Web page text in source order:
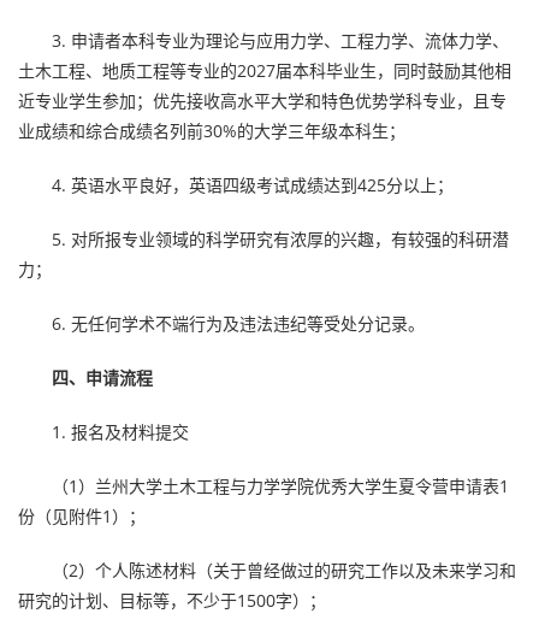
3. 申请者本科专业为理论与应用力学、工程力学、流体力学、
土木工程、地质工程等专业的2027届本科毕业生，同时鼓励其他相
近专业学生参加；优先接收高水平大学和特色优势学科专业，且专
业成绩和综合成绩名列前30%的大学三年级本科生；
4. 英语水平良好，英语四级考试成绩达到425分以上；
5. 对所报专业领域的科学研究有浓厚的兴趣，有较强的科研潜
力；
6. 无任何学术不端行为及违法违纪等受处分记录。
四、申请流程
1. 报名及材料提交
（1）兰州大学土木工程与力学学院优秀大学生夏令营申请表1
份（见附件1）；
（2）个人陈述材料（关于曾经做过的研究工作以及未来学习和
研究的计划、目标等，不少于1500字）；